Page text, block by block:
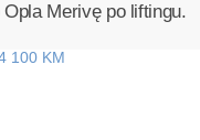
Merivę po liftingu.
100 KM